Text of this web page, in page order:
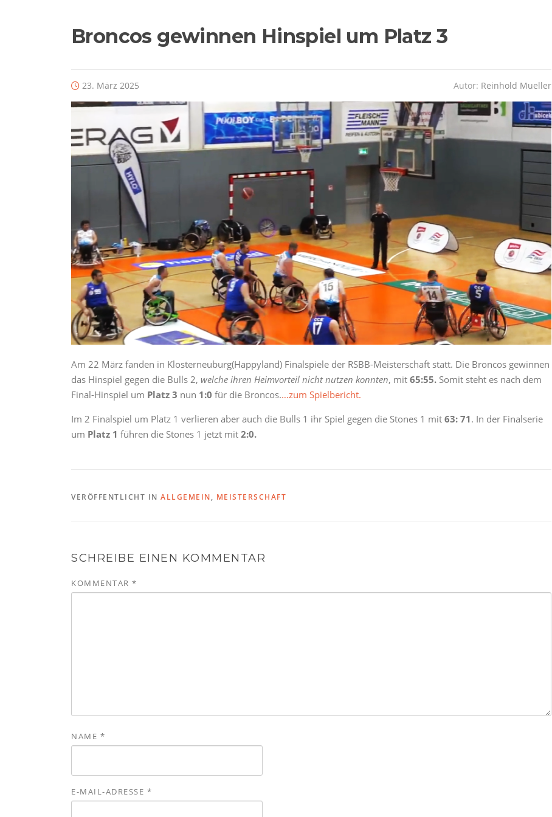
Broncos gewinnen Hinspiel um Platz 3
23. März 2025 Autor: Reinhold Mueller
Am 22 März fanden in Klosterneuburg(Happyland) Finalspiele der RSBB-Meisterschaft statt. Die Broncos gewinnen
das Hinspiel gegen die Bulls 2, welche ihren Heimvorteil nicht nutzen konnten, mit 65:55. Somit steht es nach dem
Final-Hinspiel um Platz 3 nun 1:0 für die Broncos.…zum Spielbericht.
Im 2 Finalspiel um Platz 1 verlieren aber auch die Bulls 1 ihr Spiel gegen die Stones 1 mit 63: 71. In der Finalserie
um Platz 1 führen die Stones 1 jetzt mit 2:0.
VERÖFFENTLICHT IN ALLGEMEIN, MEISTERSCHAFT
SCHREIBE EINEN KOMMENTAR
KOMMENTAR *
NAME *
E-MAIL-ADRESSE *